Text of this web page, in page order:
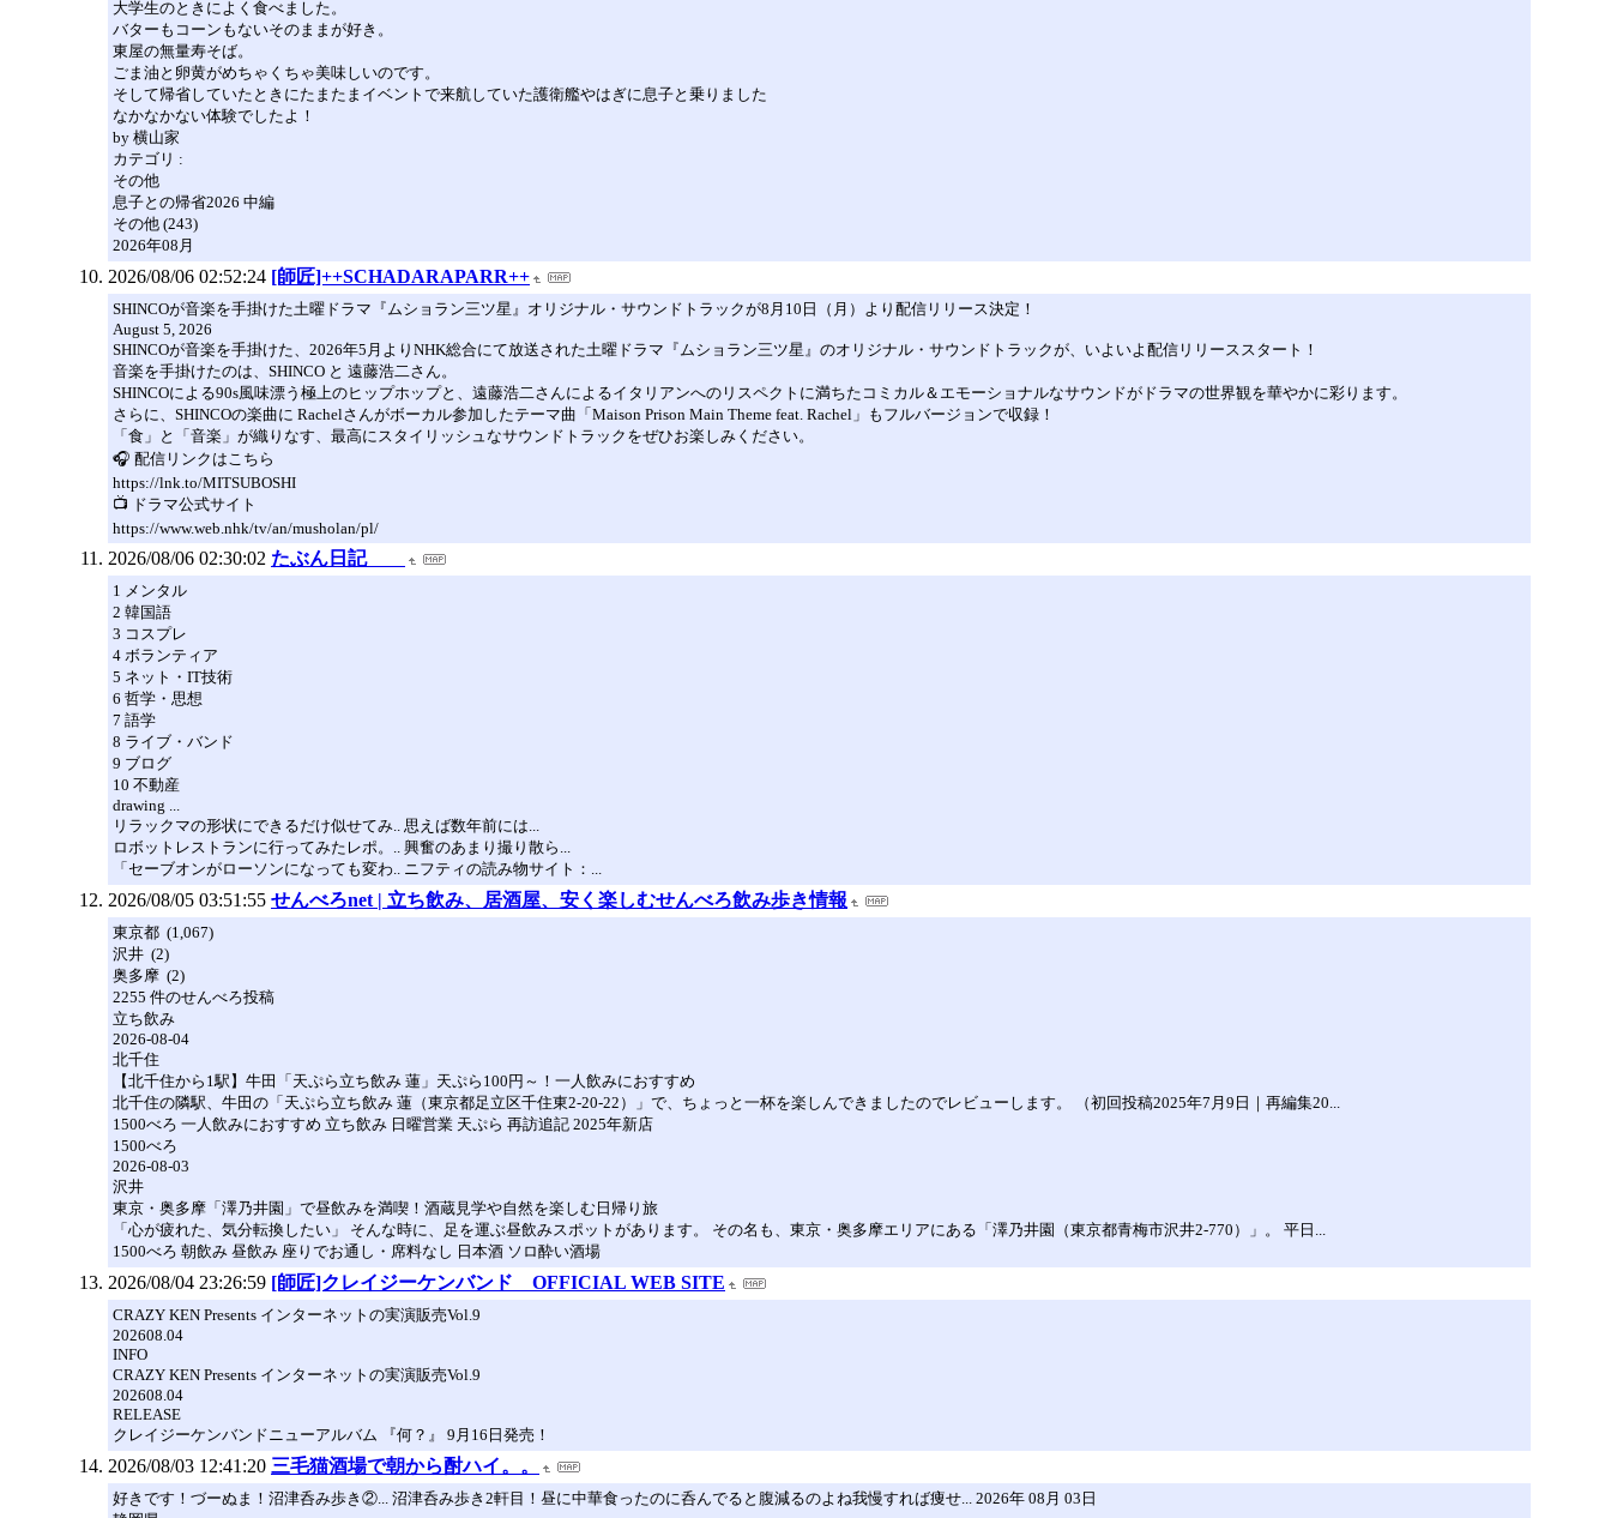
大学生のときによく食べました。
バターもコーンもないそのままが好き。
東屋の無量寿そば。
ごま油と卵黄がめちゃくちゃ美味しいのです。
そして帰省していたときにたまたまイベントで来航していた護衛艦やはぎに息子と乗りました
なかなかない体験でしたよ！
by 横山家
カテゴリ :
その他
息子との帰省2026 中編
その他 (243)
2026年08月
2026/08/06 02:52:24 [師匠]++SCHADARAPARR++
SHINCOが音楽を手掛けた土曜ドラマ『ムショラン三ツ星』オリジナル・サウンドトラックが8月10日（月）より配信リリース決定！
August 5, 2026
SHINCOが音楽を手掛けた、2026年5月よりNHK総合にて放送された土曜ドラマ『ムショラン三ツ星』のオリジナル・サウンドトラックが、いよいよ配信リリーススタート！
音楽を手掛けたのは、SHINCO と 遠藤浩二さん。
SHINCOによる90s風味漂う極上のヒップホップと、遠藤浩二さんによるイタリアンへのリスペクトに満ちたコミカル＆エモーショナルなサウンドがドラマの世界観を華やかに彩ります。
さらに、SHINCOの楽曲に Rachelさんがボーカル参加したテーマ曲「Maison Prison Main Theme feat. Rachel」もフルバージョンで収録！
「食」と「音楽」が織りなす、最高にスタイリッシュなサウンドトラックをぜひお楽しみください。
🎧 配信リンクはこちら
https://lnk.to/MITSUBOSHI
📺 ドラマ公式サイト
https://www.web.nhk/tv/an/musholan/pl/
2026/08/06 02:30:02 たぶん日記
1 メンタル
2 韓国語
3 コスプレ
4 ボランティア
5 ネット・IT技術
6 哲学・思想
7 語学
8 ライブ・バンド
9 ブログ
10 不動産
drawing ...
リラックマの形状にできるだけ似せてみ.. 思えば数年前には...
ロボットレストランに行ってみたレポ。.. 興奮のあまり撮り散ら...
「セーブオンがローソンになっても変わ.. ニフティの読み物サイト：...
2026/08/05 03:51:55 せんべろnet | 立ち飲み、居酒屋、安く楽しむせんべろ飲み歩き情報
東京都 (1,067)
沢井 (2)
奥多摩 (2)
2255 件のせんべろ投稿
立ち飲み
2026-08-04
北千住
【北千住から1駅】牛田「天ぷら立ち飲み 蓮」天ぷら100円～！一人飲みにおすすめ
北千住の隣駅、牛田の「天ぷら立ち飲み 蓮（東京都足立区千住東2-20-22）」で、ちょっと一杯を楽しんできましたのでレビューします。 （初回投稿2025年7月9日｜再編集20...
1500べろ 一人飲みにおすすめ 立ち飲み 日曜営業 天ぷら 再訪追記 2025年新店
1500べろ
2026-08-03
沢井
東京・奥多摩「澤乃井園」で昼飲みを満喫！酒蔵見学や自然を楽しむ日帰り旅
「心が疲れた、気分転換したい」 そんな時に、足を運ぶ昼飲みスポットがあります。 その名も、東京・奥多摩エリアにある「澤乃井園（東京都青梅市沢井2-770）」。 平日...
1500べろ 朝飲み 昼飲み 座りでお通し・席料なし 日本酒 ソロ酔い酒場
2026/08/04 23:26:59 [師匠]クレイジーケンバンド OFFICIAL WEB SITE
CRAZY KEN Presents インターネットの実演販売Vol.9
202608.04
INFO
CRAZY KEN Presents インターネットの実演販売Vol.9
202608.04
RELEASE
クレイジーケンバンドニューアルバム 『何？』 9月16日発売！
2026/08/03 12:41:20 三毛猫酒場で朝から酎ハイ。。
好きです！づーぬま！沼津呑み歩き②... 沼津呑み歩き2軒目！昼に中華食ったのに呑んでると腹減るのよね我慢すれば痩せ... 2026年 08月 03日